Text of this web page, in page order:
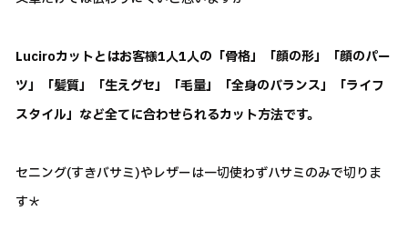
Luciroカットとはお客様1人1人の「骨格」「顔の形」「顔のパー
ツ」「髪質」「生えグセ」「毛量」「全身のバランス」「ライフ
スタイル」など全てに合わせられるカット方法です。
セニング(すきバサミ)やレザーは一切使わずハサミのみで切りま
す＊